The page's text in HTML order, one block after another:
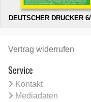
DEUTSCHER DRUCKER
Vertrag widerrufen
Service
Kontakt
Mediadaten